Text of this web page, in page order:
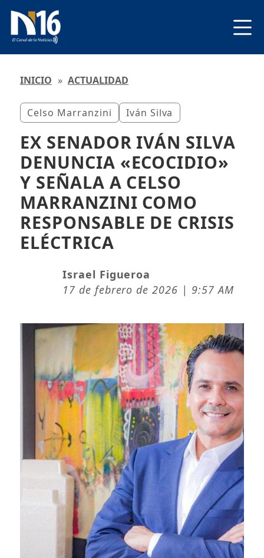
INICIO » ACTUALIDAD
Celso Marranzini Iván Silva
EX SENADOR IVÁN SILVA
DENUNCIA «ECOCIDIO»
Y SEÑALA A CELSO
MARRANZINI COMO
RESPONSABLE DE CRISIS
ELÉCTRICA
Israel Figueroa
17 de febrero de 2026 | 9:57 AM